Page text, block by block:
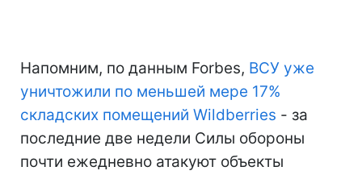
Напомним, по данным Forbes, ВСУ уже
уничтожили по меньшей мере 17%
складских помещений Wildberries - за
последние две недели Силы обороны
почти ежедневно атакуют объекты